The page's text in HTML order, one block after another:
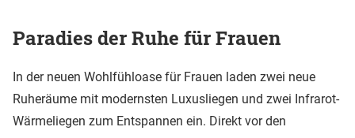
Paradies der Ruhe für Frauen
In der neuen Wohlfühloase für Frauen laden zwei neue
Ruheräume mit modernsten Luxusliegen und zwei Infrarot-
Wärmeliegen zum Entspannen ein. Direkt vor den